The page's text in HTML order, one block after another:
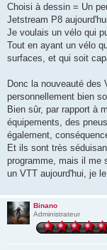
Choisi à dessin = Un
Jetstream P8
Je voulais un vélo qui
Tout en ayant un vélo
surfaces, et qui soit
Donc la nouveauté
personnellement bien
Bien sûr, par rapport à
équipements, des
également,
Et ils sont très
programme, mais il me
un VTT aujourd'hui, je le
Binano
Administrateur